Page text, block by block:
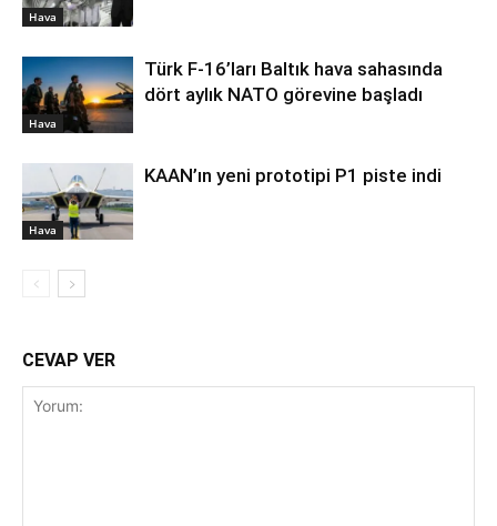
Hava
Hava
Türk F-16’ları Baltık hava sahasında
dört aylık NATO görevine başladı
Hava
KAAN’ın yeni prototipi P1 piste indi
CEVAP VER